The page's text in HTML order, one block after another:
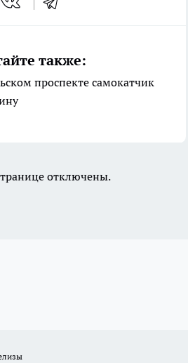
также:
проспекте самокатчик
отключены.